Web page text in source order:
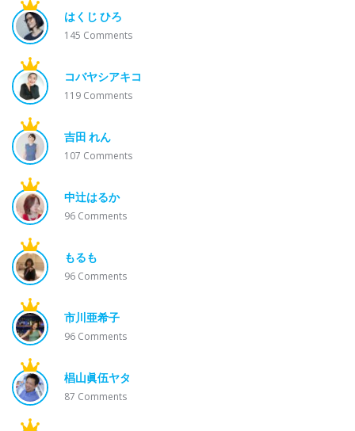
はくじ ひろ
145 Comments
コバヤシアキコ
119 Comments
吉田 れん
107 Comments
中辻はるか
96 Comments
もるも
96 Comments
市川亜希子
96 Comments
椙山眞伍ヤタ
87 Comments